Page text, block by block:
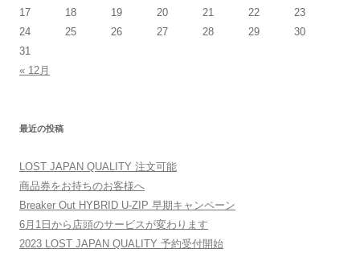
17 18 19 20 21 22
23
24
25 26 27 28 29
30
31
« 12月
最近の投稿
LOST JAPAN QUALITY 注文可能
商品券をお持ちのお客様へ
Breaker Out HYBRID U-ZIP 早期キャンペーン
6月1日から店頭のサービスが変わります
2023 LOST JAPAN QUALITY 予約受付開始